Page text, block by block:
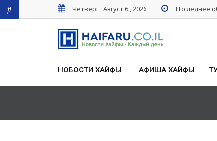
Четверг , Август 6 , 2026 Последнее
НОВОСТИ ХАЙФЫ АФИША ХАЙФЫ